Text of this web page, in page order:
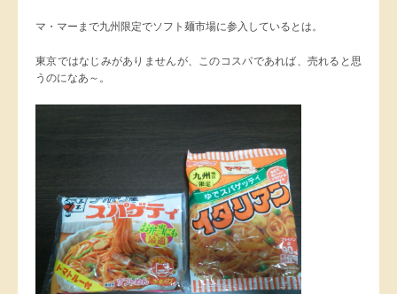
マ・マーまで九州限定でソフト麺市場に参入しているとは。
東京ではなじみがありませんが、このコスパであれば、売れると思
うのになあ～。